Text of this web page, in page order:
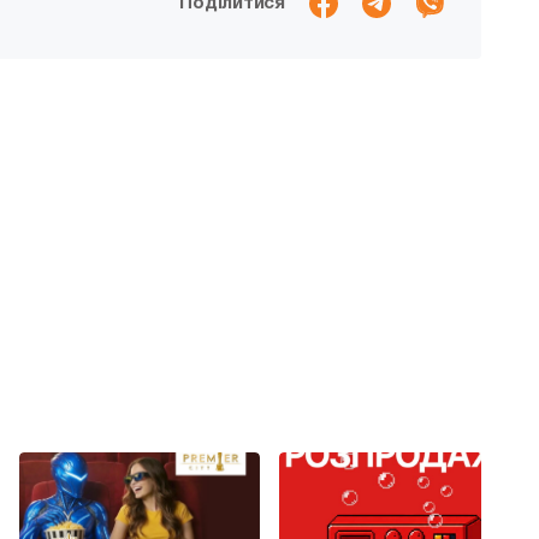
Поділитися